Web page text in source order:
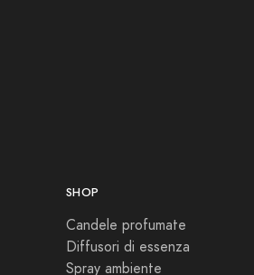
SHOP
Candele profumate
Diffusori di essenza
Spray ambiente